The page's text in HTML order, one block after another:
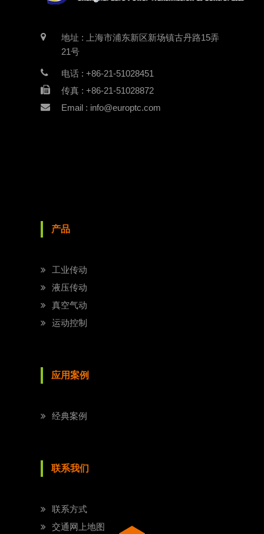
地址 : 上海市浦东新区新场镇古丹路15弄
21号
电话 : +86-21-51028451
传真 : +86-21-51028872
Email : info@europtc.com
产品
工业传动
液压传动
真空气动
运动控制
应用案例
经典案例
联系我们
联系方式
交通网上地图